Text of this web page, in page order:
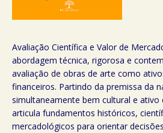
Avaliação Científica e Valor de
abordagem técnica, rigorosa e
avaliação de obras de arte como
financeiros. Partindo da premissa da
simultaneamente bem cultural e
articula fundamentos históricos,
mercadológicos para orientar